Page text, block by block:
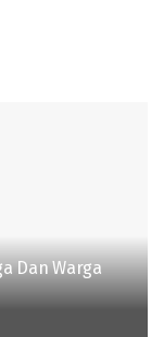
Dan Warga